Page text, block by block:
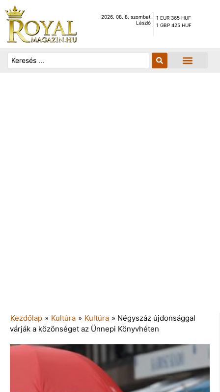
2026. 08. 8. szombat
László
1 EUR 365 HUF
1 GBP 425 HUF
Kezdőlap » Kultúra » Kultúra » Négyszáz újdonsággal
várják a közönséget az Ünnepi Könyvhéten